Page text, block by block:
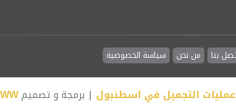
بنا من نحن سياسة الخصوصية
| برمجة و تصميم